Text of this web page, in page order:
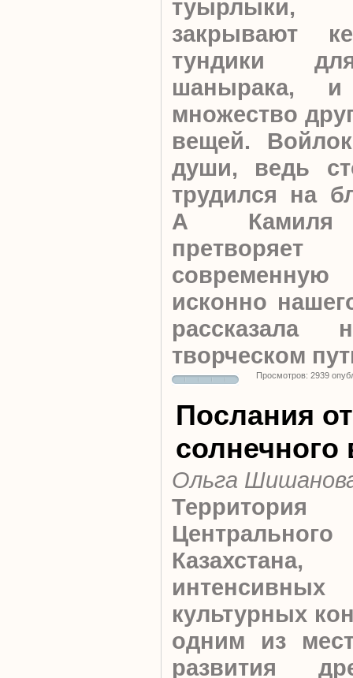
закрывают
тундики
шанырака,
множество
вещей.
души, ведь
трудился на
А Камиля
современную
исконно
творческом
Просмотров: 2939
Послания от
солнечного
Ольга
Территория
Центрального
интенсивных
культурных
одним из
развития